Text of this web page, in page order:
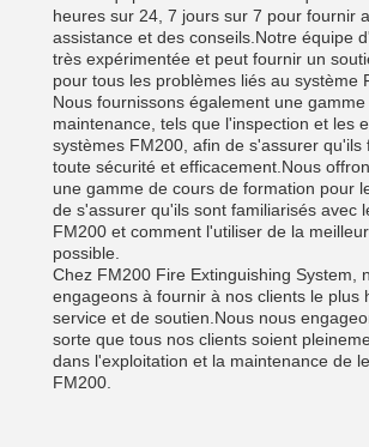
heures sur 24, 7 jours sur 7 pour fournir
assistance et des conseils.Notre équipe
très expérimentée et peut fournir un
pour tous les problèmes liés au système
Nous fournissons également une
maintenance, tels que l'inspection et les
systèmes FM200, afin de s'assurer qu'ils
toute sécurité et efficacement.Nous
une gamme de cours de formation pour
de s'assurer qu'ils sont familiarisés avec
FM200 et comment l'utiliser de la
possible.
Chez FM200 Fire Extinguishing System,
engageons à fournir à nos clients le plus
service et de soutien.Nous nous
sorte que tous nos clients soient
dans l'exploitation et la maintenance de
FM200.